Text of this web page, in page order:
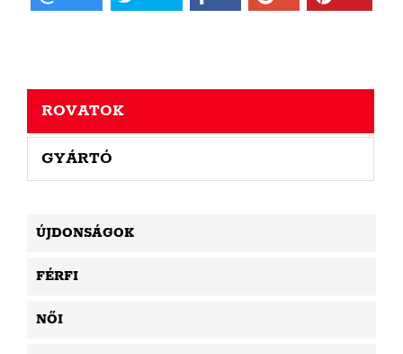
ROVATOK
GYÁRTÓ
ÚJDONSÁGOK
FÉRFI
NŐI